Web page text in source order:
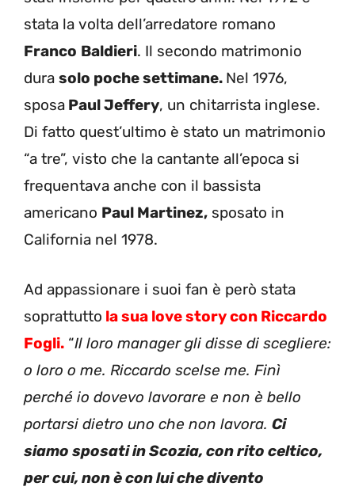
stata la volta dell’arredatore romano
Franco Baldieri. Il secondo matrimonio
dura solo poche settimane. Nel 1976,
sposa Paul Jeffery, un chitarrista inglese.
Di fatto quest’ultimo è stato un matrimonio
“a tre”, visto che la cantante all’epoca si
frequentava anche con il bassista
americano Paul Martinez, sposato in
California nel 1978.
Ad appassionare i suoi fan è però stata
soprattutto la sua love story con Riccardo
Fogli. “Il loro manager gli disse di scegliere:
o loro o me. Riccardo scelse me. Finì
perché io dovevo lavorare e non è bello
portarsi dietro uno che non lavora. Ci
siamo sposati in Scozia, con rito celtico,
per cui, non è con lui che divento